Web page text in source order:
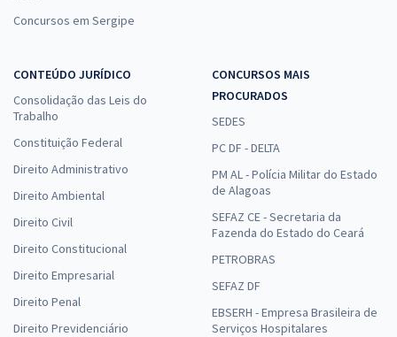
Concursos em Sergipe
CONTEÚDO JURÍDICO
Consolidação das Leis do
Trabalho
Constituição Federal
Direito Administrativo
Direito Ambiental
Direito Civil
Direito Constitucional
Direito Empresarial
Direito Penal
Direito Previdenciário
CONCURSOS MAIS
PROCURADOS
SEDES
PC DF - DELTA
PM AL - Polícia Militar do Estado
de Alagoas
SEFAZ CE - Secretaria da
Fazenda do Estado do Ceará
PETROBRAS
SEFAZ DF
EBSERH - Empresa Brasileira de
Serviços Hospitalares